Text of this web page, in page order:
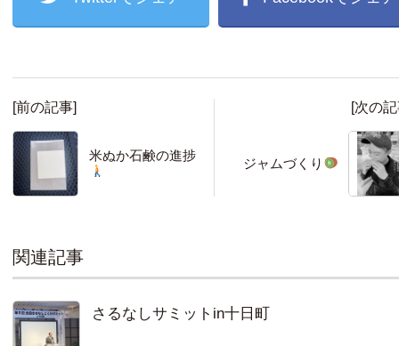
[前の記事]
米ぬか石鹸の進捗
[次の
ジャムづくり
関連記事
さるなしサミットin十日町